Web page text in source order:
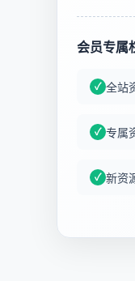
会员专属
全站
专属
新资